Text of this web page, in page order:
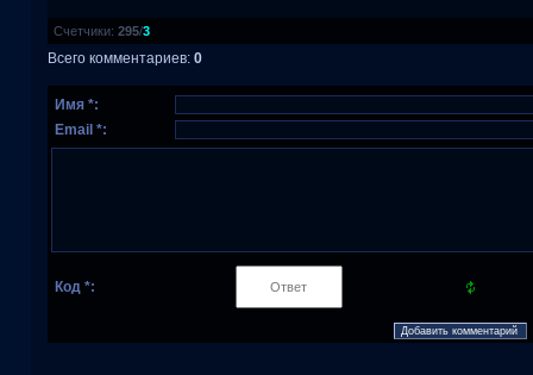
Счетчики: 295/3
Всего комментариев: 0
Имя *:
Email *:
Код *: